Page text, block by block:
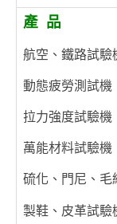
產 品
航空、鐵路試驗
動態疲勞測試機
拉力強度試驗機
萬能材料試驗機
硫化、門尼、毛
製鞋、皮革試驗